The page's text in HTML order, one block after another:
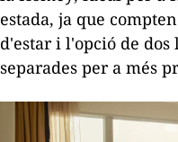
estada, ja que
d'estar i l'opció de
separades per a més